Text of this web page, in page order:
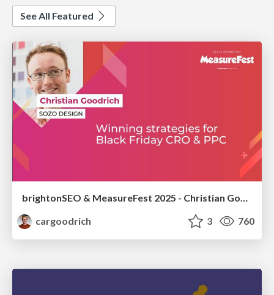
See All Featured
brightonSEO & MeasureFest 2025 - Christian Goodrich - Winning strategies for Black Friday CRO & PPC
cargoodrich
3 760